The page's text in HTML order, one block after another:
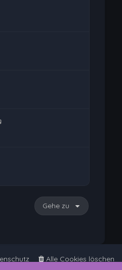
Gehe zu
Alle Cookies löschen